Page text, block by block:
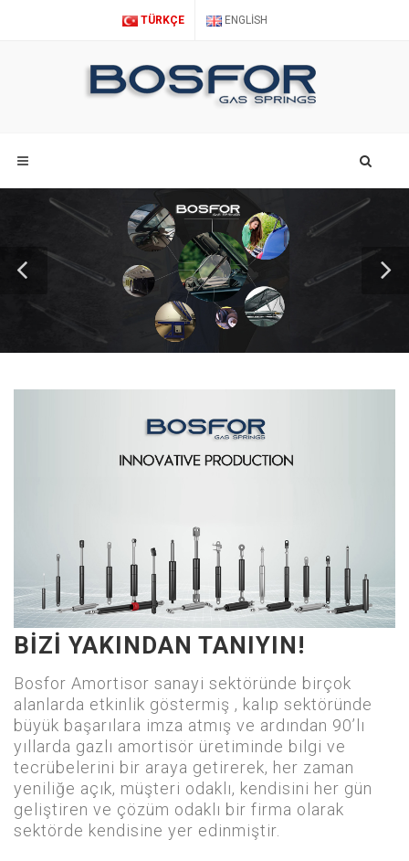
TÜRKÇE ENGLISH
BIZI YAKINDAN TANIYIN!
Bosfor Amortisor sanayi sektöründe birçok
alanlarda etkinlik göstermiş , kalıp sektöründe
büyük başarılara imza atmış ve ardından 90’lı
yıllarda gazlı amortisör üretiminde bilgi ve
tecrübelerini bir araya getirerek, her zaman
yeniliğe açık, müşteri odaklı, kendisini her gün
geliştiren ve çözüm odaklı bir firma olarak
sektörde kendisine yer edinmiştir.